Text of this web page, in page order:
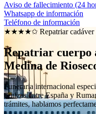
Aviso de fallecimiento (24
Whatsapp de información
Teléfono de información
★★★★✩ Repatriar cadáver
Repatriar cuerpo
Medina de
Funeraria internacional
cenizas entre España y
trámites, hablamos